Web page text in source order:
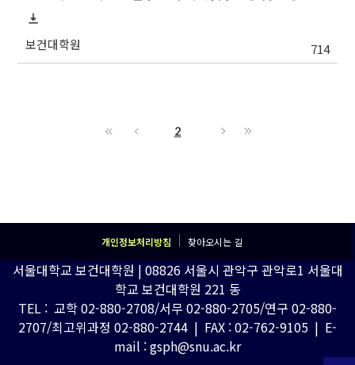
보건대학원 714
2
개인정보처리방침 찾아오시는 길
서울대학교 보건대학원 | 08826 서울시 관악구 관악로1 서울대
학교 보건대학원 221 동
TEL : 교학 02-880-2708/서무 02-880-2705/연구 02-880-
2707/최고위과정 02-880-2744 | FAX : 02-762-9105 | E-
mail : gsph@snu.ac.kr